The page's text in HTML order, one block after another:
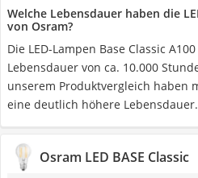
Welche Lebensdauer haben die
von Osram?
Die LED-Lampen Base Classic
Lebensdauer von ca. 10.000
unserem Produktvergleich haben
eine deutlich höhere Lebensdauer.
Osram LED BASE Classic